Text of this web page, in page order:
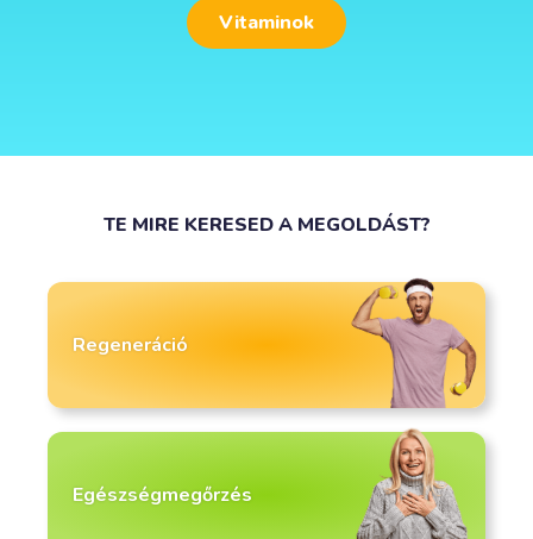
Vitaminok
TE MIRE KERESED A MEGOLDÁST?
Regeneráció
Egészségmegőrzés